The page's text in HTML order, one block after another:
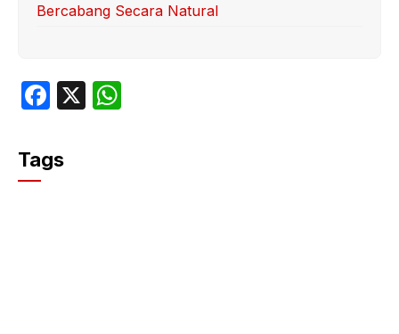
Bercabang Secara Natural
F
c
e
X
Tags